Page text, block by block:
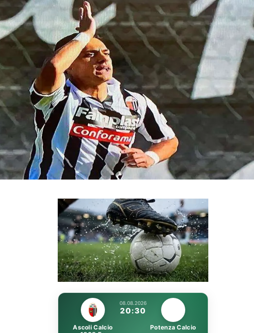
Unmute
Loaded:
100.00%
08.08.2026
20:30
Ascoli Calcio
Potenza Calcio